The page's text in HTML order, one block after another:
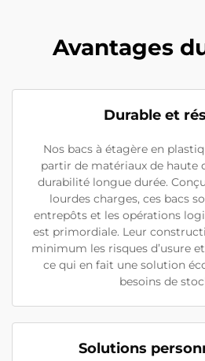
Avantages
Durable et
Nos bacs à étagère en
partir de matériaux de haute
durabilité longue durée.
lourdes charges, ces bacs
entrepôts et les opérations
est primordiale. Leur
minimum les risques d’usure
ce qui en fait une solution
besoins de
Solutions